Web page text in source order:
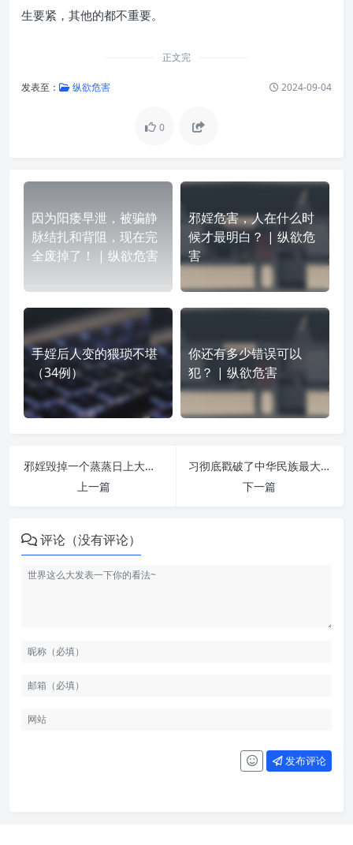
生要紧，其他的都不重要。
正文完
发表至： 纵欲危害 2024-09-04
0
因为阳痿早泄，被骗静
脉结扎和背阻，现在完
全废掉了！ | 纵欲危害
邪婬危害，人在什么时
候才最明白？ | 纵欲危
害
手婬后人变的猥琐不堪
（34例）
你还有多少错误可以
犯？ | 纵欲危害
邪婬毁掉一个蒸蒸日上大企业，害死一个幸福家庭 | 纵欲危害
上一篇
习彻底戳破了中华民族最大的毒瘤 | 纵欲危害
下一篇
评论（没有评论）
发布评论